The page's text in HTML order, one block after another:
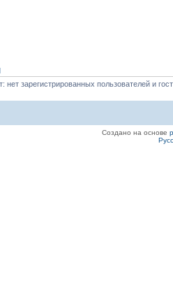
зарегистрированных пользователей и
Создано на основе